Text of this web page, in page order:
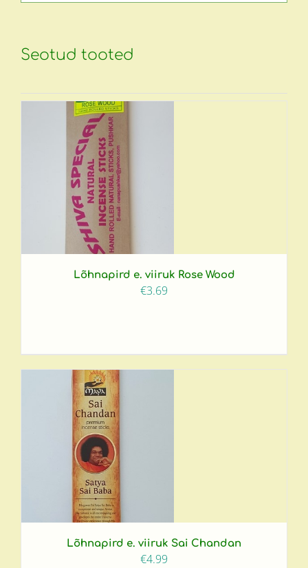
Seotud tooted
Lõhnapird e. viiruk Rose Wood
€3.69
Lõhnapird e. viiruk Sai Chandan
€4.99